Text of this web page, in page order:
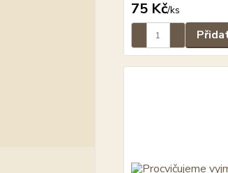
75 Kč/ks